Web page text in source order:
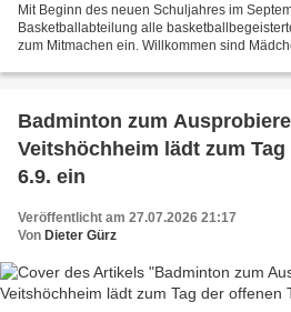
Mit Beginn des neuen Schuljahres im
Basketballabteilung alle
zum Mitmachen ein. Willkommen sind
Badminton zum
Veitshöchheim lädt zum
6.9. ein
Veröffentlicht am 27.07.2026 21:17
Von Dieter Gürz